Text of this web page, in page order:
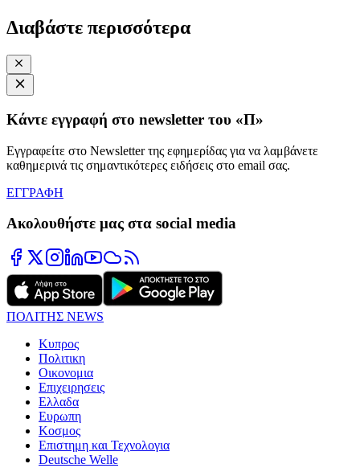
Διαβάστε περισσότερα
Κάντε εγγραφή στο newsletter του «Π»
Εγγραφείτε στο Newsletter της εφημερίδας για να λαμβάνετε
καθημερινά τις σημαντικότερες ειδήσεις στο email σας.
ΕΓΓΡΑΦΗ
Ακολουθήστε μας στα social media
ΠΟΛΙΤΗΣ NEWS
Κυπρος
Πολιτικη
Οικονομια
Επιχειρησεις
Ελλαδα
Ευρωπη
Κοσμος
Επιστημη και Τεχνολογια
Deutsche Welle